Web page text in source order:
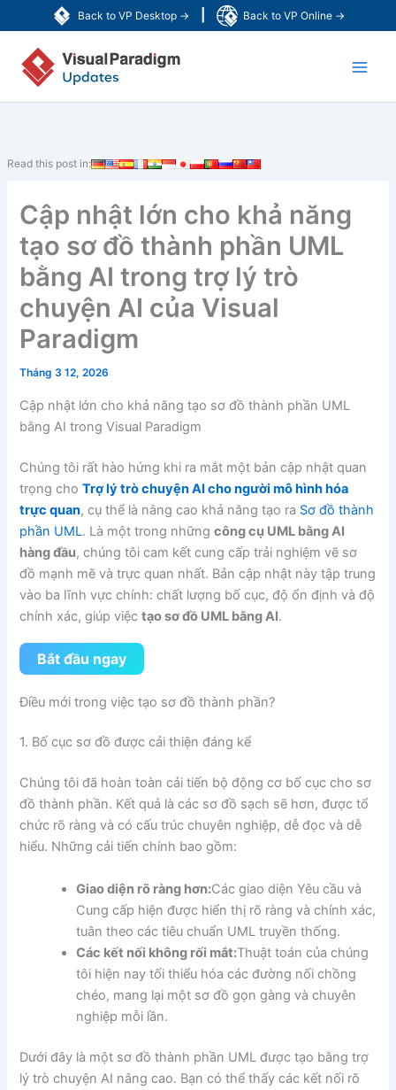
Back to VP Desktop → Back to VP Online →
tới
dung
Read this post in:
Cập nhật lớn cho khả năng
tạo sơ đồ thành phần UML
bằng AI trong trợ lý trò
chuyện AI của Visual
Paradigm
Tháng 3 12, 2026
Cập nhật lớn cho khả năng tạo sơ đồ thành phần UML
bằng AI trong Visual Paradigm
Chúng tôi rất hào hứng khi ra mắt một bản cập nhật quan
trọng choTrợ lý trò chuyện AI cho người mô hình hóa
trực quan, cụ thể là nâng cao khả năng tạo ra Sơ đồ thành
phần UML. Là một trong nhữngcông cụ UML bằng AI
hàng đầu, chúng tôi cam kết cung cấp trải nghiệm vẽ sơ
đồ mạnh mẽ và trực quan nhất. Bản cập nhật này tập trung
vào ba lĩnh vực chính: chất lượng bố cục, độ ổn định và độ
chính xác, giúp việctạo sơ đồ UML bằng AI.
Bắt đầu ngay
Điều mới trong việc tạo sơ đồ thành phần?
1. Bố cục sơ đồ được cải thiện đáng kể
Chúng tôi đã hoàn toàn cải tiến bộ động cơ bố cục cho sơ
đồ thành phần. Kết quả là các sơ đồ sạch sẽ hơn, được tổ
chức rõ ràng và có cấu trúc chuyên nghiệp, dễ đọc và dễ
hiểu. Những cải tiến chính bao gồm:
Giao diện rõ ràng hơn:Các giao diện Yêu cầu và
Cung cấp hiện được hiển thị rõ ràng và chính xác,
tuân theo các tiêu chuẩn UML truyền thống.
Các kết nối không rối mắt:Thuật toán của chúng
tôi hiện nay tối thiểu hóa các đường nối chồng
chéo, mang lại một sơ đồ gọn gàng và chuyên
nghiệp mỗi lần.
Dưới đây là một sơ đồ thành phần UML được tạo bằng trợ
lý trò chuyện AI nâng cao. Bạn có thể thấy các kết nối rõ